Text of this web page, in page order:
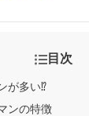
目次
が多い⁉
ンの特徴